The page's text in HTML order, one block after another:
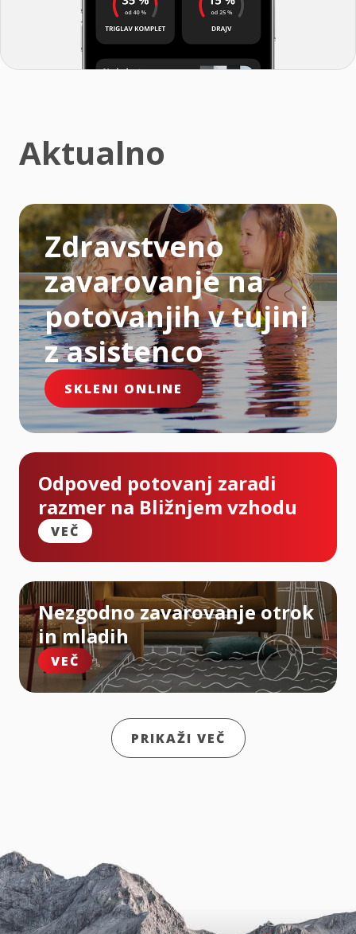
Aktualno
Zdravstveno
zavarovanje na
potovanjih v tujini
z asistenco
SKLENI ONLINE
Odpoved potovanj zaradi
razmer na Bližnjem vzhodu
VEČ
Nezgodno zavarovanje otrok
in mladih
VEČ
PRIKAŽI VEČ